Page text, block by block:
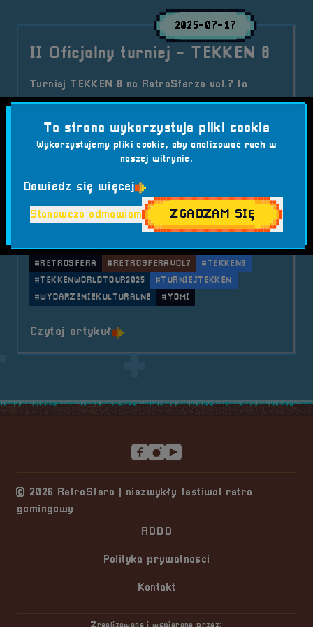
2025-07-17
II Oficjalny turniej - TEKKEN 8
Turniej TEKKEN 8 na RetroSferze vol.7 to
niepowtarzalna okazja, by zawalczyć o punkty do
udział, emocje na najwyższym poziomie i retro
klimat – sprawdź szczegóły i zapisz się już
Kategorie wpisu:
Aktualności RetroSfera vol. 7 Turnieje RS7
#BRZEG
#ESPORT
#FESTIWALGIER
#GAMING
#RETROGRY
#RETROSFERA
#RETROSFERAVOL7
#TEKKEN8
#TEKKENWORLDTOUR2025
#TURNIEJTEKKEN
#WYDARZENIEKULTURALNE
#YOMI
Czytaj artykuło tytule II Oficjalny turniej
© 2026 RetroSfera | niezwykły festiwal retro
gamingowy
RODO
Polityka prywatności
Kontakt
Ta strona wykorzystuje pliki cookie
Wykorzystujemy pliki cookie, aby analizować ruch w
naszej witrynie.
Dowiedz się więcej
Stanowczo odmawiam ZGADZAM SIĘ